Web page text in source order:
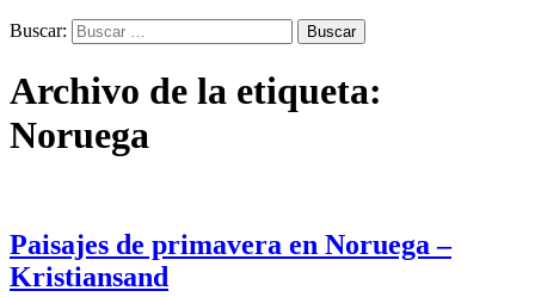
Buscar:
Archivo de la etiqueta:
Noruega
Paisajes de primavera en Noruega –
Kristiansand